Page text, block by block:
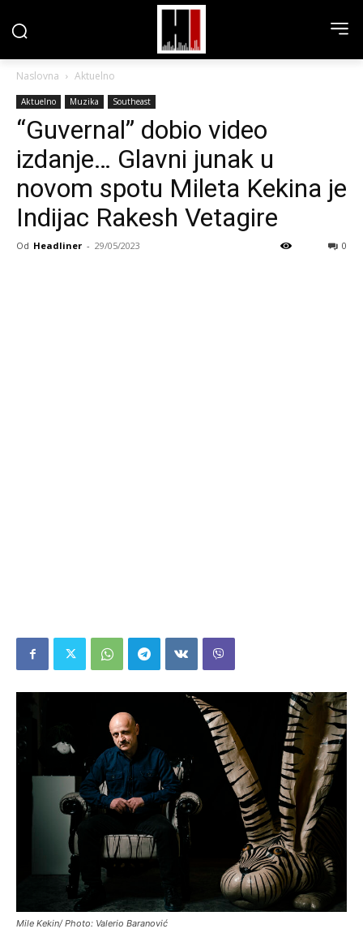
Naslovna Aktuelno
Aktuelno Muzika Southeast
“Guvernal” dobio video
izdanje… Glavni junak u
novom spotu Mileta Kekina je
Indijac Rakesh Vetagire
Od Headliner - 29/05/2023 0
Mile Kekin/ Photo: Valerio Baranović